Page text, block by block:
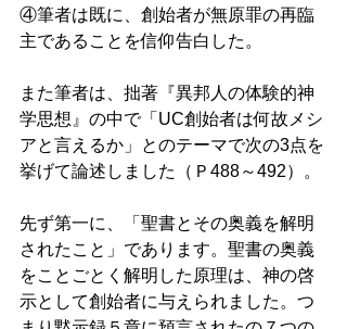
④筆者は既に、創始者が無原罪の再臨
主であることを信仰告白した。
また筆者は、拙著『異邦人の体験的神
学思想』の中で「UC創始者は何故メシ
アと言えるか」とのテーマで次の3点を
挙げて論述しました（Ｐ488～492）。
先ず第一に、「聖書とその奥義を解明
されたこと」であります。聖書の奥義
をことごとく解明した原理は、神の啓
示として創始者に与えられました。つ